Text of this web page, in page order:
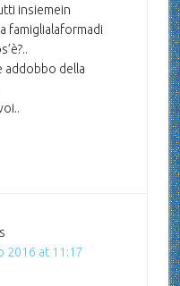
insiemein
famiglialaformadi
addobbo della
2016 at 11:17